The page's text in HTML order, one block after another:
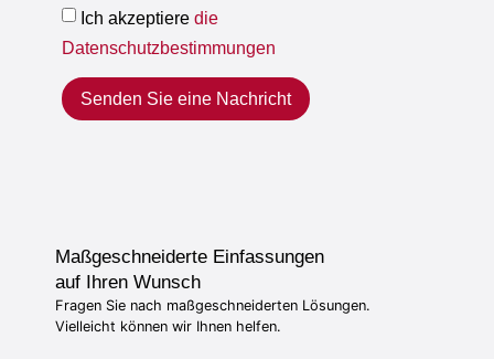
Ich akzeptieredie
Datenschutzbestimmungen
Senden Sie eine Nachricht
Maßgeschneiderte Einfassungen
auf Ihren Wunsch
Fragen Sie nach maßgeschneiderten Lösungen.
Vielleicht können wir Ihnen helfen.